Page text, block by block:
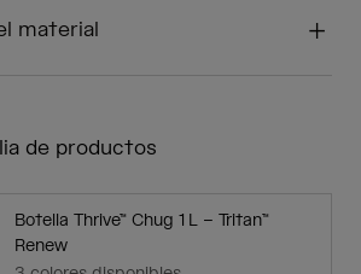
material
de productos
Botella Thrive™ Chug 1 L – Tritan™
Renew